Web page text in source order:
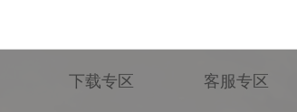
下载专区 客服专区